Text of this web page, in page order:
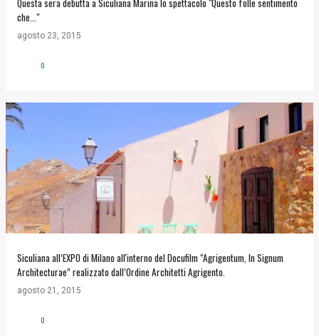
Questa sera debutta a Siculiana Marina lo spettacolo "Questo folle sentimento
che..."
agosto 23, 2015
0
Siculiana all’EXPO di Milano all'interno del Docufilm “Agrigentum, In Signum
Architecturae” realizzato dall’Ordine Architetti Agrigento.
agosto 21, 2015
0